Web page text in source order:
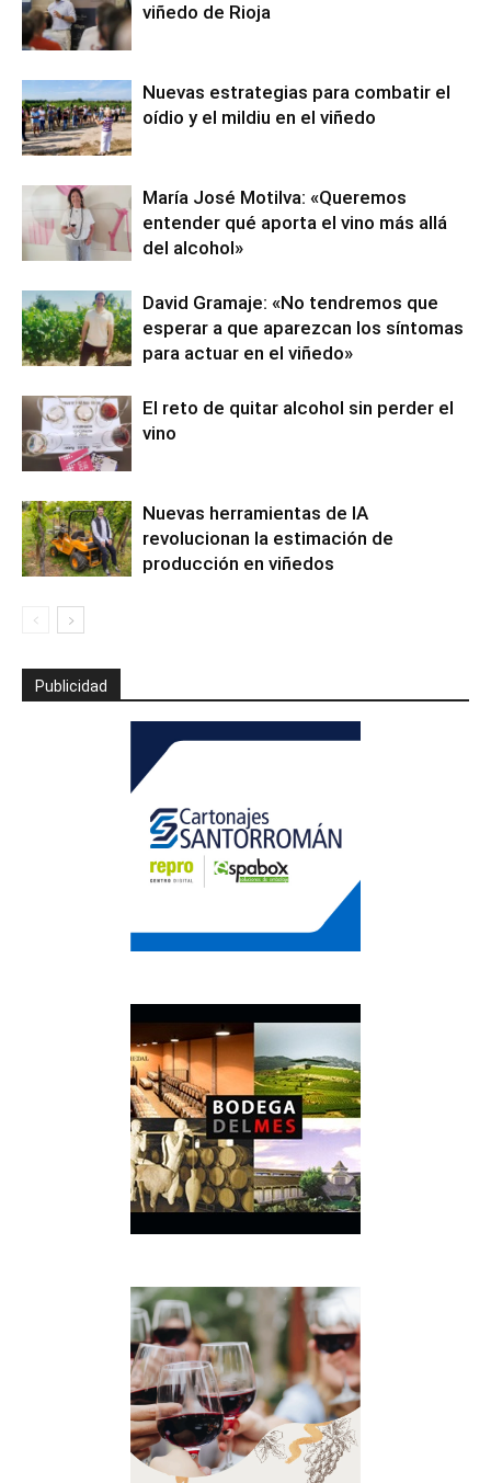
viñedo de Rioja
Nuevas estrategias para combatir el
oídio y el mildiu en el viñedo
María José Motilva: «Queremos
entender qué aporta el vino más allá
del alcohol»
David Gramaje: «No tendremos que
esperar a que aparezcan los síntomas
para actuar en el viñedo»
El reto de quitar alcohol sin perder el
vino
Nuevas herramientas de IA
revolucionan la estimación de
producción en viñedos
Publicidad